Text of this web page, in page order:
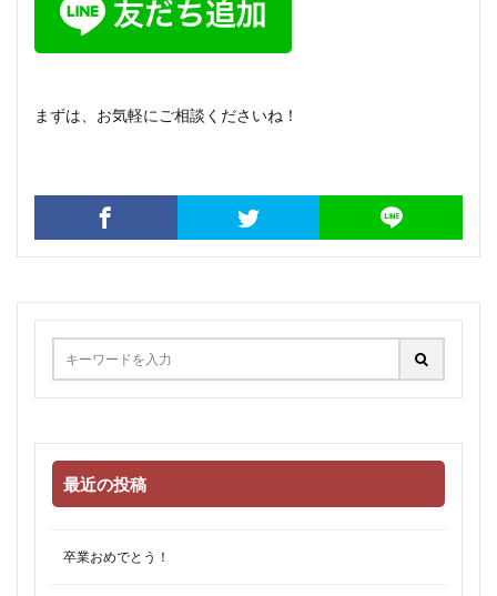
まずは、お気軽にご相談くださいね！
最近の投稿
卒業おめでとう！